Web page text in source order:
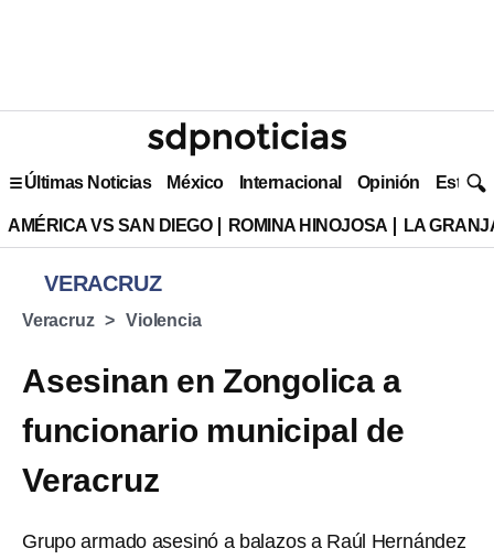
Últimas Noticias México Internacional Opinión Estilo
AMÉRICA VS SAN DIEGO ROMINA HINOJOSA LA
VERACRUZ
Veracruz Violencia
Asesinan en Zongolica a
funcionario municipal de
Veracruz
Grupo armado asesinó a balazos a Raúl Hernández